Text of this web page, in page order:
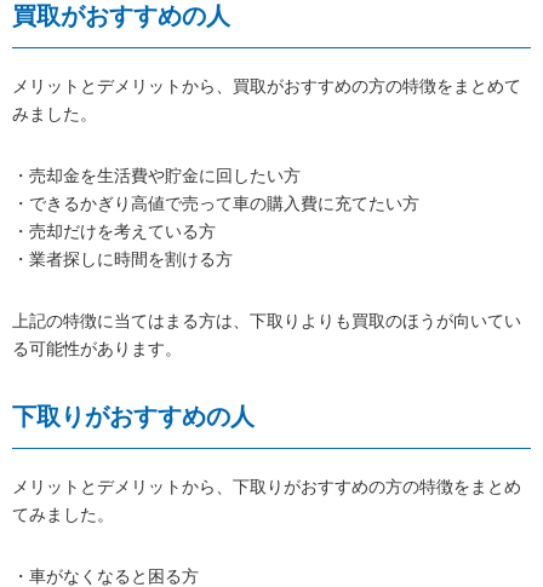
買取がおすすめの人
メリットとデメリットから、買取がおすすめの方の特徴をまとめて
みました。
・売却金を生活費や貯金に回したい方
・できるかぎり高値で売って車の購入費に充てたい方
・売却だけを考えている方
・業者探しに時間を割ける方
上記の特徴に当てはまる方は、下取りよりも買取のほうが向いてい
る可能性があります。
下取りがおすすめの人
メリットとデメリットから、下取りがおすすめの方の特徴をまとめ
てみました。
・車がなくなると困る方